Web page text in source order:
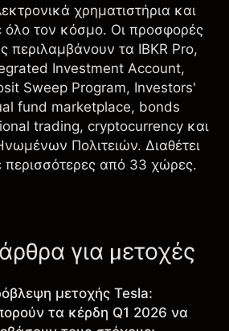
χρηματιστήρια και
όλο τον κόσμο. Οι προσφορές
περιλαμβάνουν τα IBKR Pro,
Investment Account,
Sweep Program, Investors'
fund marketplace, bonds
trading, cryptocurrency και
Πολιτειών. Διαθέτει
περισσότερες από 33 χώρες.
για μετοχές
μετοχής Tesla:
τα κέρδη Q1 2026 να